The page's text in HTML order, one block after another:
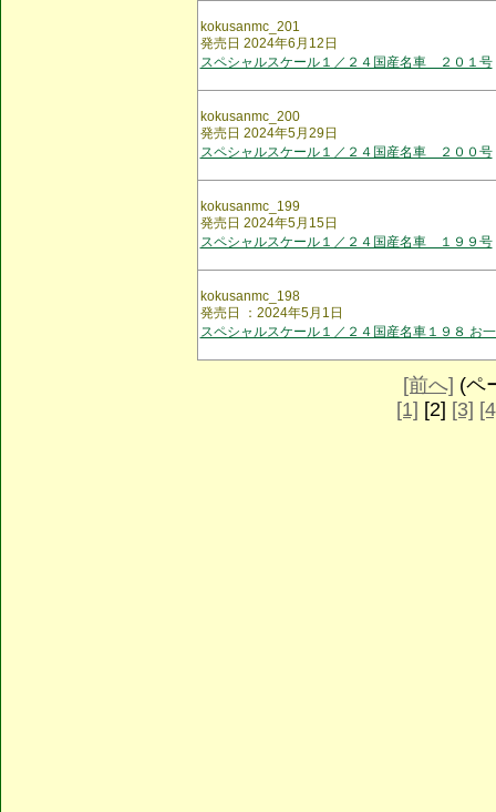
kokusanmc_201
発売日 2024年6月12日
スペシャルスケール１／２４国産名車 ２０１号
kokusanmc_200
発売日 2024年5月29日
スペシャルスケール１／２４国産名車 ２００号
kokusanmc_199
発売日 2024年5月15日
スペシャルスケール１／２４国産名車 １９９号
kokusanmc_198
発売日 ：2024年5月1日
スペシャルスケール１／２４国産名車１９８ お
[前へ] (ペ
[1] [2] [3]